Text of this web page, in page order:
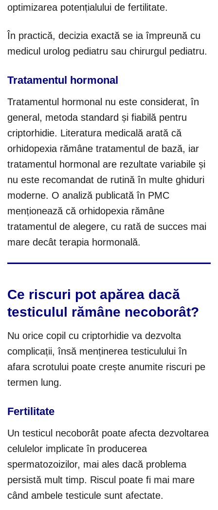
optimizarea potențialului de fertilitate.
În practică, decizia exactă se ia împreună cu
medicul urolog pediatru sau chirurgul pediatru.
Tratamentul hormonal
Tratamentul hormonal nu este considerat, în
general, metoda standard și fiabilă pentru
criptorhidie. Literatura medicală arată că
orhidopexia rămâne tratamentul de bază, iar
tratamentul hormonal are rezultate variabile și
nu este recomandat de rutină în multe ghiduri
moderne. O analiză publicată în PMC
menționează că orhidopexia rămâne
tratamentul de alegere, cu rată de succes mai
mare decât terapia hormonală.
Ce riscuri pot apărea dacă
testiculul rămâne necoborât?
Nu orice copil cu criptorhidie va dezvolta
complicații, însă menținerea testiculului în
afara scrotului poate crește anumite riscuri pe
termen lung.
Fertilitate
Un testicul necoborât poate afecta dezvoltarea
celulelor implicate în producerea
spermatozoizilor, mai ales dacă problema
persistă mult timp. Riscul poate fi mai mare
când ambele testicule sunt afectate.